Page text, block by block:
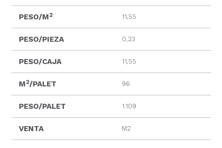
PESO/M2 11,55
PESO/PIEZA 0,23
PESO/CAJA 11,55
M2/PALET 96
PESO/PALET 1.109
VENTA M2